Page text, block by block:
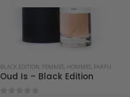
BLACK EDITION FEMMES HOMMES PARFUMS OCCIDENTAUX
Oud Is – Black Edition